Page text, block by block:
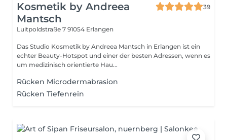
Kosmetik by Andreea
Mantsch
39
Luitpoldstraße 7 91054 Erlangen
Das Studio Kosmetik by Andreea Mantsch in Erlangen ist ein
echter Beauty-Hotspot und einer der besten Adressen, wenn es
um medizinisch orientierte Hau...
Rücken Microdermabrasion
Rücken Tiefenrein